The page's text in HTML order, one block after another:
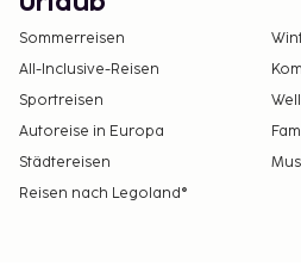
Sommerreisen
All-Inclusive-Reisen
Sportreisen
Autoreise in Europa
Städtereisen
Reisen nach Legoland®